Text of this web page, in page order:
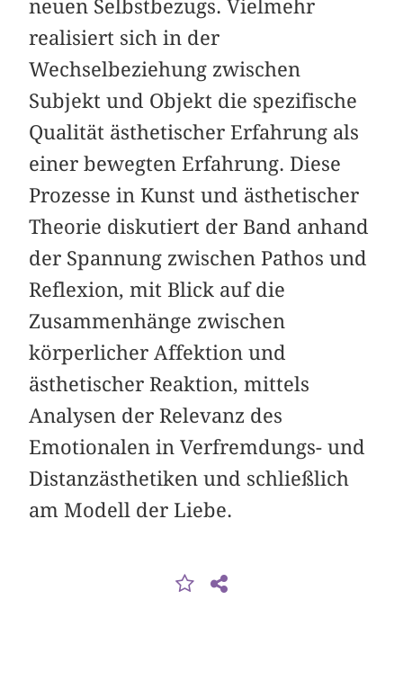
neuen Selbstbezugs. Vielmehr
realisiert sich in der
Wechselbeziehung zwischen
Subjekt und Objekt die spezifische
Qualität ästhetischer Erfahrung als
einer bewegten Erfahrung. Diese
Prozesse in Kunst und ästhetischer
Theorie diskutiert der Band anhand
der Spannung zwischen Pathos und
Reflexion, mit Blick auf die
Zusammenhänge zwischen
körperlicher Affektion und
ästhetischer Reaktion, mittels
Analysen der Relevanz des
Emotionalen in Verfremdungs- und
Distanzästhetiken und schließlich
am Modell der Liebe.